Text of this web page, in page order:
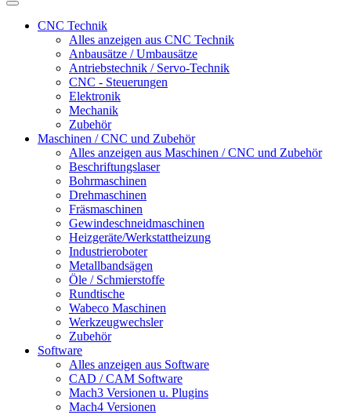
CNC Technik
Alles anzeigen aus CNC Technik
Anbausätze / Umbausätze
Antriebstechnik / Servo-Technik
CNC - Steuerungen
Elektronik
Mechanik
Zubehör
Maschinen / CNC und Zubehör
Alles anzeigen aus Maschinen / CNC und Zubehör
Beschriftungslaser
Bohrmaschinen
Drehmaschinen
Fräsmaschinen
Gewindeschneidmaschinen
Heizgeräte/Werkstattheizung
Industrieroboter
Metallbandsägen
Öle / Schmierstoffe
Rundtische
Wabeco Maschinen
Werkzeugwechsler
Zubehör
Software
Alles anzeigen aus Software
CAD / CAM Software
Mach3 Versionen u. Plugins
Mach4 Versionen